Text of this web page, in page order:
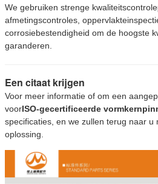
We gebruiken strenge
afmetingscontroles,
corrosiebestendigheid om de hoogste
garanderen.
Een citaat krijgen
Voor meer informatie of om een
voorISO-gecertificeerde
specificaties, en we zullen terug naar
oplossing.